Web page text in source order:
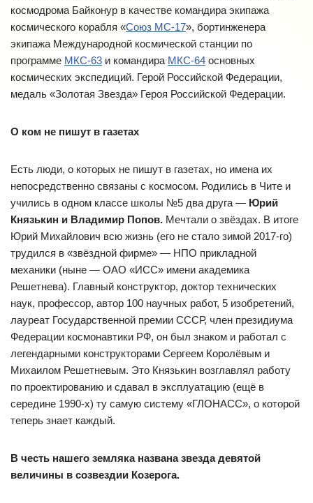
космодрома Байконур в качестве командира экипажа
космического корабля «Союз МС-17», бортинженера
экипажа Международной космической станции по
программе МКС-63 и командира МКС-64 основных
космических экспедиций. Герой Российской Федерации,
медаль «Золотая Звезда» Героя Российской Федерации.
О ком не пишут в газетах
Есть люди, о которых не пишут в газетах, но имена их
непосредственно связаны с космосом. Родились в Чите и
учились в одном классе школы №5 два друга — Юрий
Князькин и Владимир Попов. Мечтали о звёздах. В итоге
Юрий Михайлович всю жизнь (его не стало зимой 2017-го)
трудился в «звёздной фирме» — НПО прикладной
механики (ныне — ОАО «ИСС» имени академика
Решетнева). Главный конструктор, доктор технических
наук, профессор, автор 100 научных работ, 5 изобретений,
лауреат Государственной премии СССР, член президиума
Федерации космонавтики РФ, он был знаком и работал с
легендарными конструкторами Сергеем Королёвым и
Михаилом Решетневым. Это Князькин возглавлял работу
по проектированию и сдавал в эксплуатацию (ещё в
середине 1990-х) ту самую систему «ГЛОНАСС», о которой
теперь знает каждый.
В честь нашего земляка названа звезда девятой
величины в созвездии Козерога.